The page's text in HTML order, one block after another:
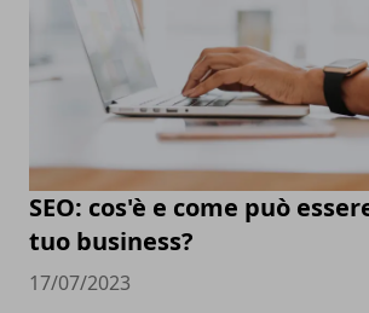
SEO: cos'è e come può
tuo business?
17/07/2023